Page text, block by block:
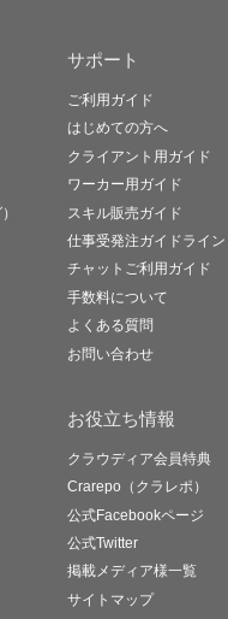
サポート
ご利用ガイド
はじめての方へ
クライアント用ガイド
ワーカー用ガイド
スキル販売ガイド
仕事受発注ガイドライン
チャットご利用ガイド
手数料について
よくある質問
お問い合わせ
お役立ち情報
クラウディア会員特典
Crarepo（クラレポ）
公式Facebookページ
公式Twitter
掲載メディア様一覧
サイトマップ